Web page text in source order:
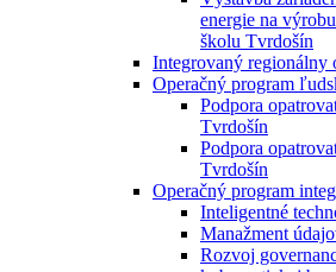
energie na
školu Tvrdošín
Integrovaný regionálny
Operačný program
Podpora
Tvrdošín
Podpora
Tvrdošín
Operačný program
Inteligentné
Manažment
Rozvoj